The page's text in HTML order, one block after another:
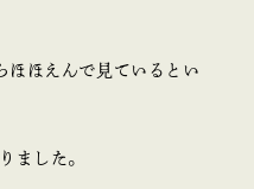
ほほえんで見ているとい
ました。